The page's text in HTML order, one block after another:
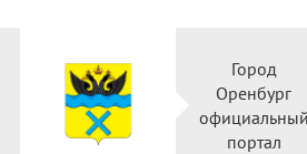
Город
Оренбург
официальный
портал